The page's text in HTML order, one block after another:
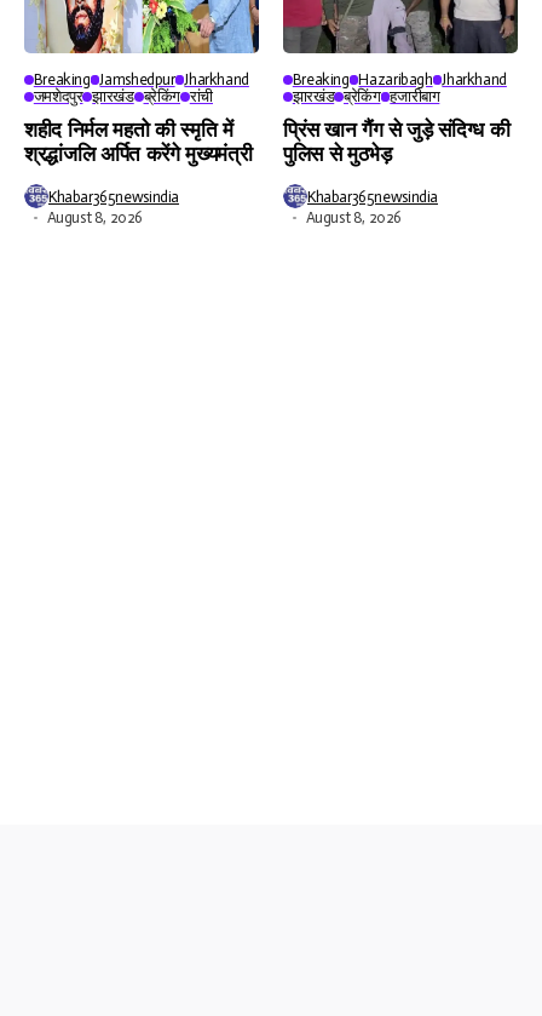
Breaking Jamshedpur Jharkhand
जमशेदपुर झारखंड ब्रेकिंग रांची
शहीद निर्मल महतो की स्मृति में
श्रद्धांजलि अर्पित करेंगे मुख्यमंत्री
Khabar365newsindia
August 8, 2026
Breaking Hazaribagh Jharkhand
झारखंड ब्रेकिंग हजारीबाग
प्रिंस खान गैंग से जुड़े संदिग्ध की
पुलिस से मुठभेड़
Khabar365newsindia
August 8, 2026